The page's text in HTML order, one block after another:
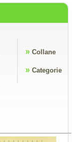
»Collane
»Categorie